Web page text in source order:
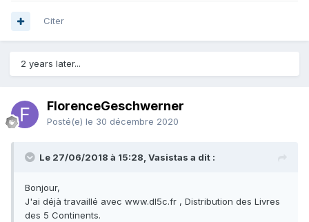
Citer
2 years later...
FlorenceGeschwerner
Posté(e) le 30 décembre 2020
Le 27/06/2018 à 15:28, Vasistas a dit :
Bonjour,
J'ai déjà travaillé avec www.dl5c.fr , Distribution des Livres
des 5 Continents.